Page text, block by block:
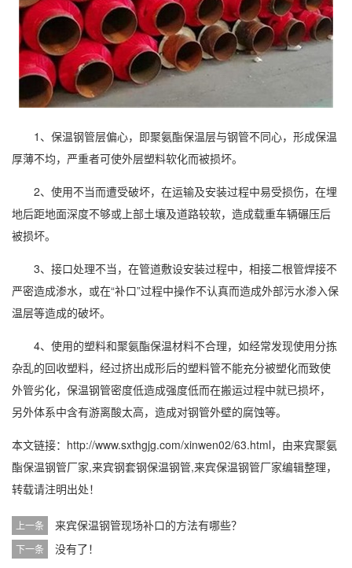
1、保温钢管层偏心，即聚氨酯保温层与钢管不同心，形成保温
厚薄不均，严重者可使外层塑料软化而被损坏。
2、使用不当而遭受破坏，在运输及安装过程中易受损伤，在埋
地后距地面深度不够或上部土壤及道路较软，造成载重车辆碾压后
被损坏。
3、接口处理不当，在管道敷设安装过程中，相接二根管焊接不
严密造成渗水，或在“补口”过程中操作不认真而造成外部污水渗入保
温层等造成的破坏。
4、使用的塑料和聚氨酯保温材料不合理，如经常发现使用分拣
杂乱的回收塑料，经过挤出成形后的塑料管不能充分被塑化而致使
外管劣化，保温钢管密度低造成强度低而在搬运过程中就已损坏，
另外体系中含有游离酸太高，造成对钢管外壁的腐蚀等。
本文链接：http://www.sxthgjg.com/xinwen02/63.html，由来宾聚氨
酯保温钢管厂家,来宾钢套钢保温钢管,来宾保温钢管厂家编辑整理，
转载请注明出处！
上一条 来宾保温钢管现场补口的方法有哪些？
下一条 没有了！